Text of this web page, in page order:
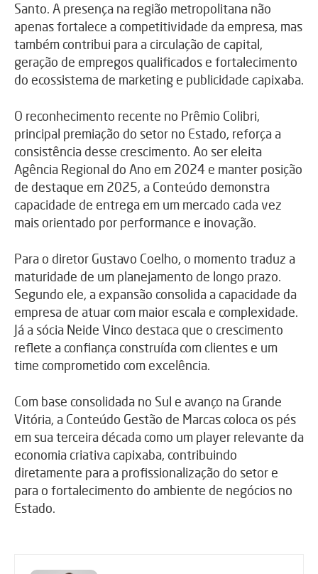
Santo. A presença na região metropolitana não
apenas fortalece a competitividade da empresa, mas
também contribui para a circulação de capital,
geração de empregos qualificados e fortalecimento
do ecossistema de marketing e publicidade capixaba.
O reconhecimento recente no Prêmio Colibri,
principal premiação do setor no Estado, reforça a
consistência desse crescimento. Ao ser eleita
Agência Regional do Ano em 2024 e manter posição
de destaque em 2025, a Conteúdo demonstra
capacidade de entrega em um mercado cada vez
mais orientado por performance e inovação.
Para o diretor Gustavo Coelho, o momento traduz a
maturidade de um planejamento de longo prazo.
Segundo ele, a expansão consolida a capacidade da
empresa de atuar com maior escala e complexidade.
Já a sócia Neide Vinco destaca que o crescimento
reflete a confiança construída com clientes e um
time comprometido com excelência.
Com base consolidada no Sul e avanço na Grande
Vitória, a Conteúdo Gestão de Marcas coloca os pés
em sua terceira década como um player relevante da
economia criativa capixaba, contribuindo
diretamente para a profissionalização do setor e
para o fortalecimento do ambiente de negócios no
Estado.